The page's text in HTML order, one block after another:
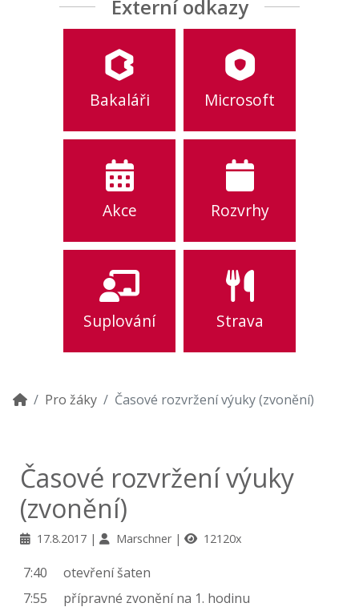
Externí odkazy
Bakaláři Microsoft
Akce Rozvrhy
Suplování Strava
Pro žáky Časové rozvržení výuky (zvonění)
Časové rozvržení výuky
(zvonění)
17.8.2017 Marschner 12120x
7:40
otevření šaten
7:55
přípravné zvonění na 1. hodinu